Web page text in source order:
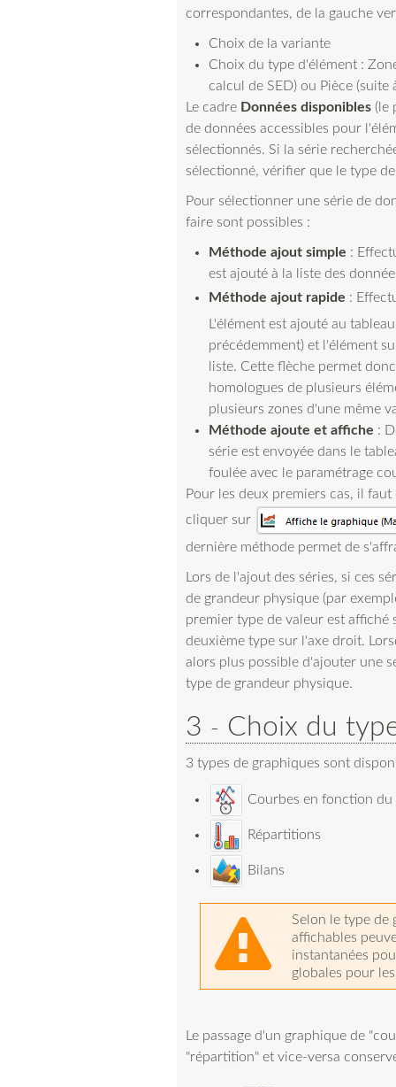
correspondantes, de la gauche
Choix de la variante
Choix du type d'élément :
calcul de SED) ou Pièce
Le cadre Données disponibles (le
de données accessibles pour
sélectionnés. Si la série
sélectionné, vérifier que le type
Pour sélectionner une série de
faire sont possibles :
Méthode ajout simple :
est ajouté à la liste des
Méthode ajout rapide :
L'élément est ajouté au
précédemment) et l'élément
liste. Cette flèche permet
homologues de plusieurs
plusieurs zones d'une même
Méthode ajoute et affiche :
série est envoyée dans le
foulée avec le paramétrage
Pour les deux premiers cas, il
cliquer sur
dernière méthode permet de
Lors de l'ajout des séries, si ces
de grandeur physique (par
premier type de valeur est affiché
deuxième type sur l'axe droit.
alors plus possible d'ajouter une
type de grandeur physique.
3 Choix du
3 types de graphiques sont
Courbes en fonction du
Répartitions
Bilans
Selon le type de
affichables
instantanées
globales pour
Le passage d'un graphique de
"répartition" et vice-versa